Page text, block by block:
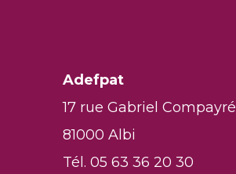
Adefpat
17 rue Gabriel Compayré
81000 Albi
Tél. 05 63 36 20 30